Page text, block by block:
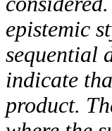
epistemic
sequential
indicate
product.